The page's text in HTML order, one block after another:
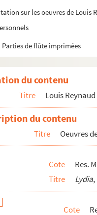
sur les oeuvres de Louis
Parties de flûte imprimées
du contenu
Titre Louis Reynaud
du contenu
Titre Oeuvres
Cote
Res.
Titre
Lydia,
Cote